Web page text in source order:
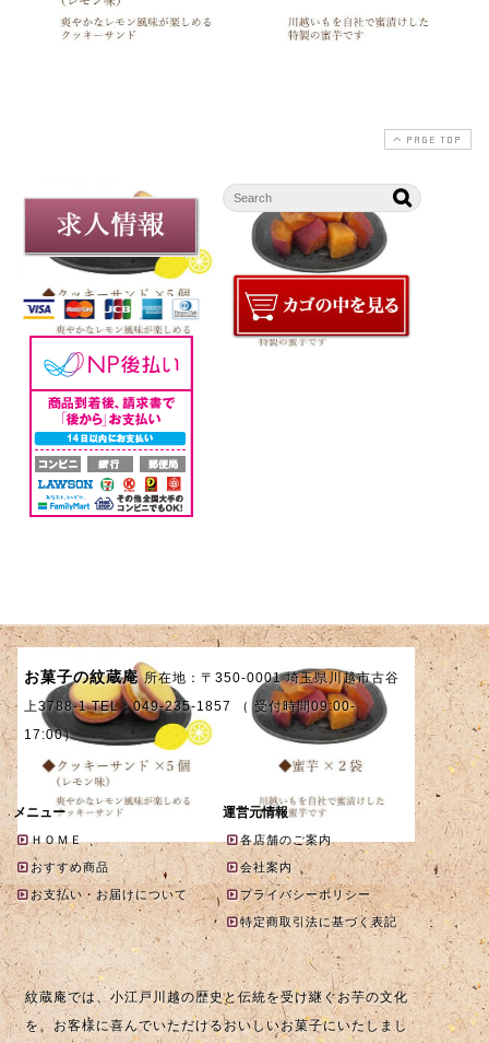
PAGE TOP
お菓子の紋蔵庵 所在地：〒350-0001 埼玉県川越市古谷
上3788-1 TEL：049-235-1857 （ 受付時間09:00-
17:00）
メニュー
ＨＯＭＥ
おすすめ商品
お支払い・お届けについて
運営元情報
各店舗のご案内
会社案内
プライバシーポリシー
特定商取引法に基づく表記
紋蔵庵では、小江戸川越の歴史と伝統を受け継ぐお芋の文化
を、お客様に喜んでいただけるおいしいお菓子にいたしまし